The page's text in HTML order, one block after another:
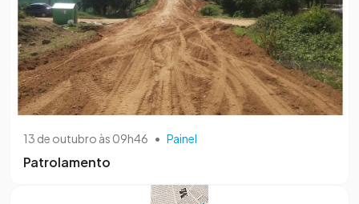
13 de outubro às 09h46 • Painel
Patrolamento